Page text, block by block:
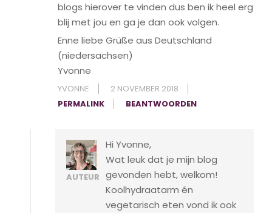
blogs hierover te vinden dus ben ik heel erg
blij met jou en ga je dan ook volgen.
Enne liebe Grüße aus Deutschland
(niedersachsen)
Yvonne
YVONNE
2 NOVEMBER 2018
PERMALINK
BEANTWOORDEN
AUTEUR
Hi Yvonne,
Wat leuk dat je mijn blog
gevonden hebt, welkom!
Koolhydraatarm én
vegetarisch eten vond ik ook